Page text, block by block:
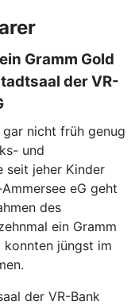
Gramm Gold
der VR-
nicht früh genug
und
seit jeher Kinder
eG geht
des
ein Gramm
konnten jüngst im
der VR-Bank